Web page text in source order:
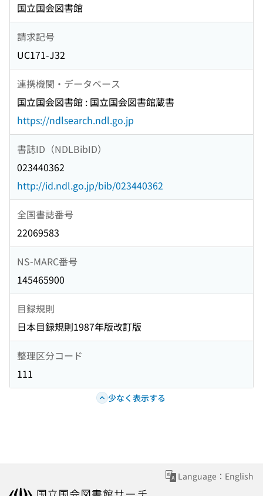
国立国会図書館
請求記号
UC171-J32
連携機関・データベース
国立国会図書館 : 国立国会図書館蔵書
https://ndlsearch.ndl.go.jp
書誌ID（NDLBibID）
023440362
http://id.ndl.go.jp/bib/023440362
全国書誌番号
22069583
NS-MARC番号
145465900
目録規則
日本目録規則1987年版改訂版
整理区分コード
111
少なく表示する
Language：English